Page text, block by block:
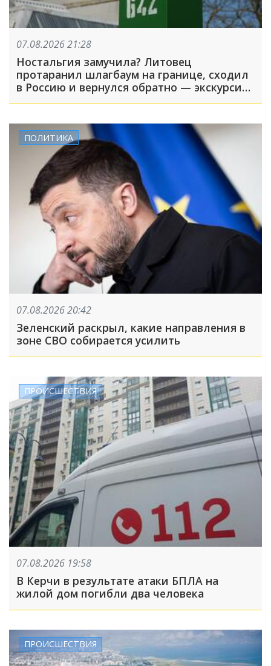
07.08.2026 21:28
Ностальгия замучила? Литовец
протаранил шлагбаум на границе, сходил
в Россию и вернулся обратно — экскурсия
ПОЛИТИКА
07.08.2026 20:42
Зеленский раскрыл, какие направления в
зоне СВО собирается усилить
ПРОИСШЕСТВИЯ
07.08.2026 19:58
В Керчи в результате атаки БПЛА на
жилой дом погибли два человека
ПРОИСШЕСТВИЯ